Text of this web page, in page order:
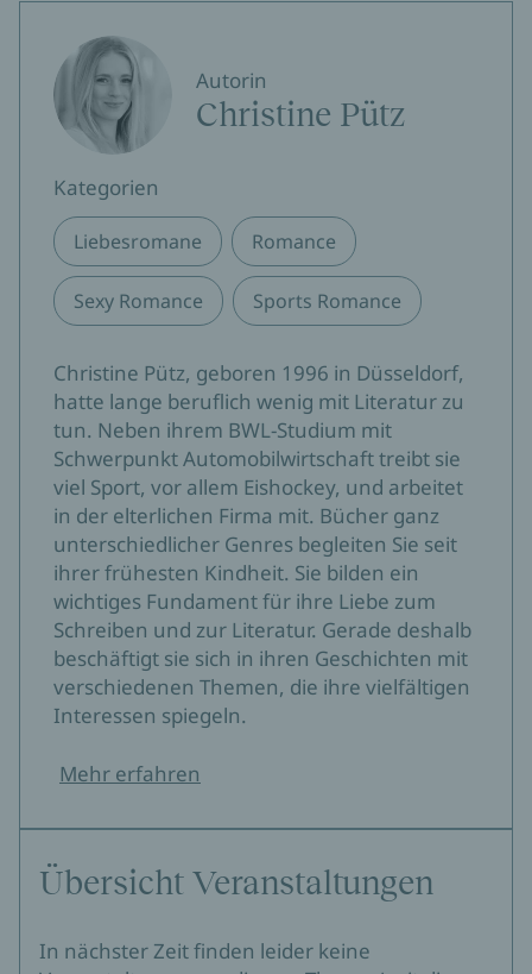
Autorin
Christine Pütz
Kategorien
Liebesromane Romance
Sexy Romance Sports Romance
Christine Pütz, geboren 1996 in Düsseldorf,
hatte lange beruflich wenig mit Literatur zu
tun. Neben ihrem BWL-Studium mit
Schwerpunkt Automobilwirtschaft treibt sie
viel Sport, vor allem Eishockey, und arbeitet
in der elterlichen Firma mit. Bücher ganz
unterschiedlicher Genres begleiten Sie seit
ihrer frühesten Kindheit. Sie bilden ein
wichtiges Fundament für ihre Liebe zum
Schreiben und zur Literatur. Gerade deshalb
beschäftigt sie sich in ihren Geschichten mit
verschiedenen Themen, die ihre vielfältigen
Interessen spiegeln.
Mehr erfahren
Übersicht Veranstaltungen
In nächster Zeit finden leider keine